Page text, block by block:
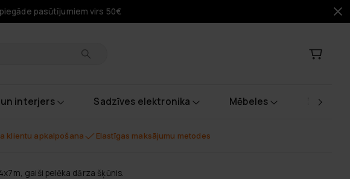
pasūtījumiem virs 50€
un interjers Sadzīves elektronika Mēbeles
klientu apkalpošana Elastīgas maksājumu metodes
gaiši pelēka dārza šķūnis.